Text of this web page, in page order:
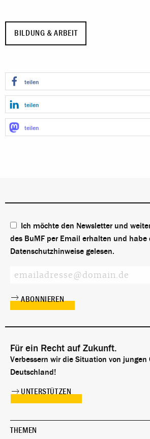
BILDUNG & ARBEIT
teilen
teilen
teilen
Ich möchte den Newsletter und
des BuMF per Email erhalten und habe
Datenschutzhinweise gelesen.
Für ein Recht auf Zukunft.
Verbessern wir die Situation von jungen
Deutschland!
UNTERSTÜTZEN
THEMEN